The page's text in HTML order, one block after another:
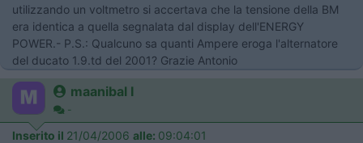
utilizzando un voltmetro si accertava che la tensione della BM
era identica a quella segnalata dal display dell'ENERGY
POWER.- P.S.: Qualcuno sa quanti Ampere eroga l'alternatore
del ducato 1.9.td del 2001? Grazie Antonio
maanibal I
-
Inserito il 21/04/2006 alle: 09:04:01